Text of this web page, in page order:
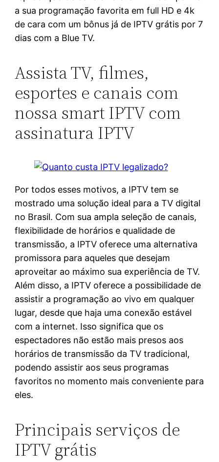
a sua programação favorita em full HD e 4k
de cara com um bônus já de IPTV grátis por 7
dias com a Blue TV.
Assista TV, filmes,
esportes e canais com
nossa smart IPTV com
assinatura IPTV
Por todos esses motivos, a IPTV tem se
mostrado uma solução ideal para a TV digital
no Brasil. Com sua ampla seleção de canais,
flexibilidade de horários e qualidade de
transmissão, a IPTV oferece uma alternativa
promissora para aqueles que desejam
aproveitar ao máximo sua experiência de TV.
Além disso, a IPTV oferece a possibilidade de
assistir a programação ao vivo em qualquer
lugar, desde que haja uma conexão estável
com a internet. Isso significa que os
espectadores não estão mais presos aos
horários de transmissão da TV tradicional,
podendo assistir aos seus programas
favoritos no momento mais conveniente para
eles.
Principais serviços de
IPTV grátis